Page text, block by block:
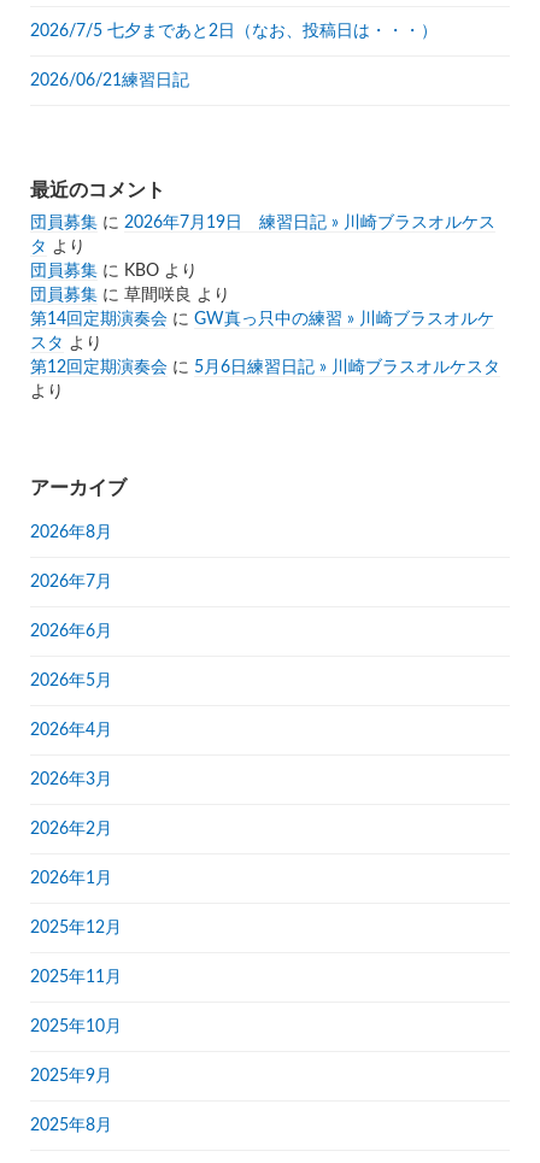
2026/7/5 七夕まであと2日（なお、投稿日は・・・）
2026/06/21練習日記
最近のコメント
団員募集 に 2026年7月19日 練習日記 » 川崎ブラスオルケス
タ より
団員募集 に KBO より
団員募集 に 草間咲良 より
第14回定期演奏会 に GW真っ只中の練習 » 川崎ブラスオルケ
スタ より
第12回定期演奏会 に 5月6日練習日記 » 川崎ブラスオルケスタ
より
アーカイブ
2026年8月
2026年7月
2026年6月
2026年5月
2026年4月
2026年3月
2026年2月
2026年1月
2025年12月
2025年11月
2025年10月
2025年9月
2025年8月